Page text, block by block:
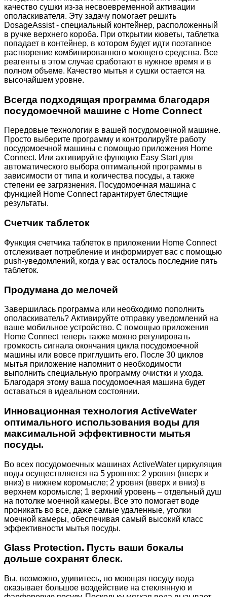
качество сушки из-за несвоевременной активации
ополаскивателя. Эту задачу помогает решить
DosageAssist - специальный контейнер, расположенный
в ручке верхнего короба. При открытии кюветы, таблетка
попадает в контейнер, в котором будет идти поэтапное
растворение комбинированного моющего средства. Все
реагенты в этом случае сработают в нужное время и в
полном объеме. Качество мытья и сушки остается на
высочайшем уровне.
Всегда подходящая программа благодаря
посудомоечной машине с Home Connect
Передовые технологии в вашей посудомоечной машине.
Просто выберите программу и контролируйте работу
посудомоечной машины с помощью приложения Home
Connect. Или активируйте функцию Easy Start для
автоматического выбора оптимальной программы в
зависимости от типа и количества посуды, а также
степени ее загрязнения. Посудомоечная машина с
функцией Home Connect гарантирует блестящие
результаты.
Счетчик таблеток
Функция счетчика таблеток в приложении Home Connect
отслеживает потребление и информирует вас с помощью
push-уведомлений, когда у вас осталось последние пять
таблеток.
Продумана до мелочей
Завершилась программа или необходимо пополнить
ополаскиватель? Активируйте отправку уведомлений на
ваше мобильное устройство. С помощью приложения
Home Connect теперь также можно регулировать
громкость сигнала окончания цикла посудомоечной
машины или вовсе приглушить его. После 30 циклов
мытья приложение напомнит о необходимости
выполнить специальную программу очистки и ухода.
Благодаря этому ваша посудомоечная машина будет
оставаться в идеальном состоянии.
Инновационная технология ActiveWater
оптимального использования воды для
максимальной эффективности мытья
посуды.
Во всех посудомоечных машинах ActiveWater циркуляция
воды осуществляется на 5 уровнях: 2 уровня (вверх и
вниз) в нижнем коромысле; 2 уровня (вверх и вниз) в
верхнем коромысле; 1 верхний уровень – отдельный душ
на потолке моечной камеры. Все это помогает воде
проникать во все, даже самые удаленные, уголки
моечной камеры, обеспечивая самый высокий класс
эффективности мытья посуды.
Glass Protection. Пусть ваши бокалы
дольше сохранят блеск.
Вы, возможно, удивитесь, но моющая посуду вода
оказывает большое воздействие на стеклянную и